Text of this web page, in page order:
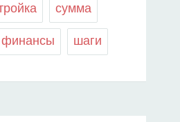
сумма
финансы шаги